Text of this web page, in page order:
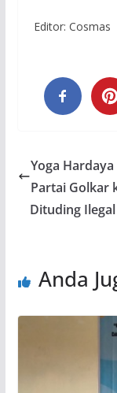
Editor: Cosmas
Yoga
Partai Golkar
Dituding
Anda